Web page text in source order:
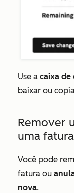
Use a caixa
baixar ou
Remover
uma fatura
Você pode
fatura ou
nova.